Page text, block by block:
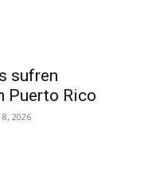
sufren
Puerto Rico
2026